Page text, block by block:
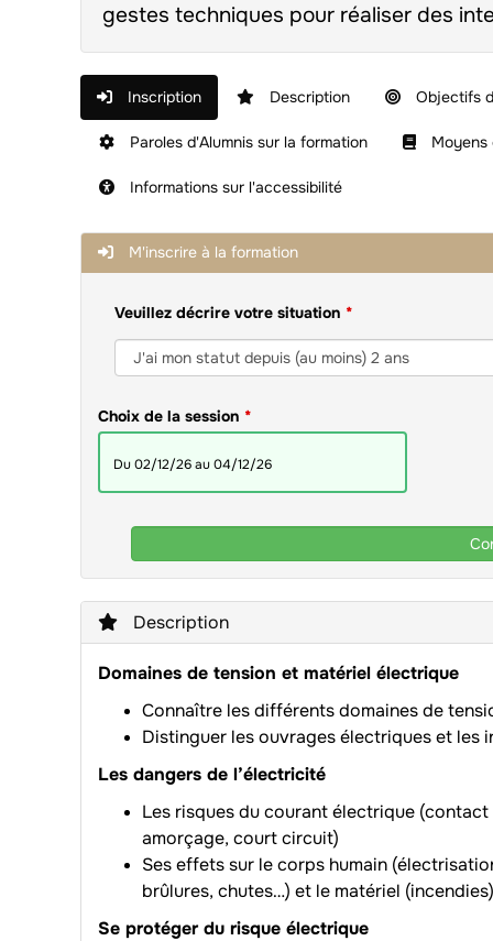
gestes techniques pour réaliser des
Inscription Description Objectifs
Paroles d'Alumnis sur la formation Moyens
Informations sur l'accessibilité
M'inscrire à la formation
Veuillez décrire votre situation
Choix de la session
du 02/12/26 au 04/12/26
Description
Domaines de tension et matériel électrique
Connaître les différents domaines de
Distinguer les ouvrages électriques et les
Les dangers de l’électricité
Les risques du courant électrique
amorçage, court circuit)
Ses effets sur le corps humain
brûlures, chutes…) et le matériel (incendies)
Se protéger du risque électrique